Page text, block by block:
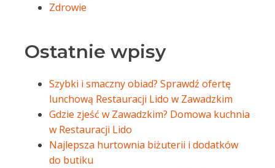
Zdrowie
Ostatnie wpisy
Szybki i smaczny obiad? Sprawdź ofertę
lunchową Restauracji Lido w Zawadzkim
Gdzie zjeść w Zawadzkim? Domowa kuchnia
w Restauracji Lido
Najlepsza hurtownia biżuterii i dodatków
do butiku